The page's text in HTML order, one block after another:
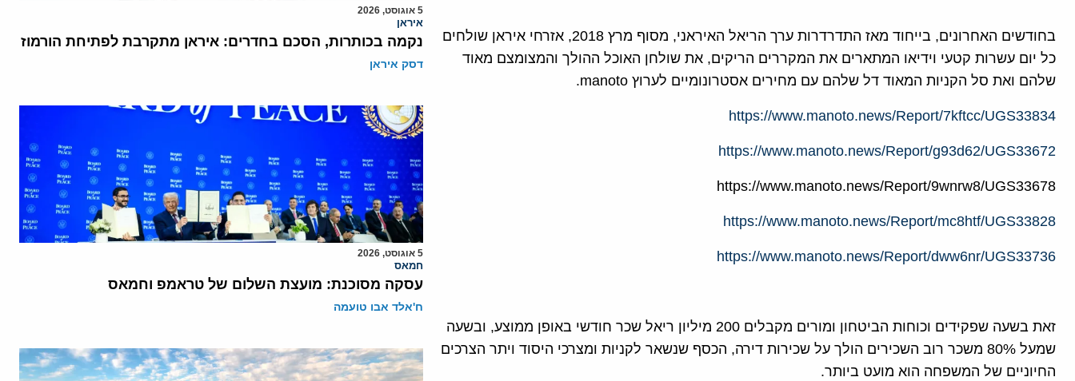
בחודשים האחרונים, בייחוד מאז התדרדרות ערך הריאל האיראני, מסוף מרץ 2018, אזרחי איראן שולחים
כל יום עשרות קטעי וידיאו המתארים את המקררים הריקים, את שולחן האוכל ההולך והמצומצם מאוד
שלהם ואת סל הקניות המאוד דל שלהם עם מחירים אסטרונומיים לערוץ manoto.
https://www.manoto.news/Report/7kftcc/UGS33834
https://www.manoto.news/Report/g93d62/UGS33672
https://www.manoto.news/Report/9wnrw8/UGS33678
https://www.manoto.news/Report/mc8htf/UGS33828
https://www.manoto.news/Report/dww6nr/UGS33736
זאת בשעה שפקידים וכוחות הביטחון ומורים מקבלים 200 מיליון ריאל שכר חודשי באופן ממוצע, ובשעה
שמעל 80% משכר רוב השכירים הולך על שכירות דירה, הכסף שנשאר לקניות ומצרכי היסוד ויתר הצרכים
החיוניים של המשפחה הוא מועט ביותר.
5 אוגוסט, 2026
איראן
נקמה בכותרות, הסכם בחדרים: איראן מתקרבת לפתיחת הורמוז
דסק איראן
5 אוגוסט, 2026
חמאס
עסקה מסוכנת: מועצת השלום של טראמפ וחמאס
ח'אלד אבו טועמה